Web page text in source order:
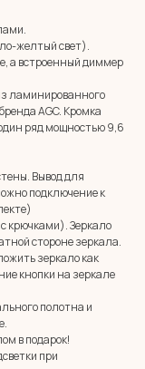
желтый свет).
а встроенный диммер
ламинированного
AGC. Кромка
ряд мощностью 9,6
Вывод для
подключение к
крючками). Зеркало
стороне зеркала.
зеркало как
кнопки на зеркале
полотна и
в подарок!
при